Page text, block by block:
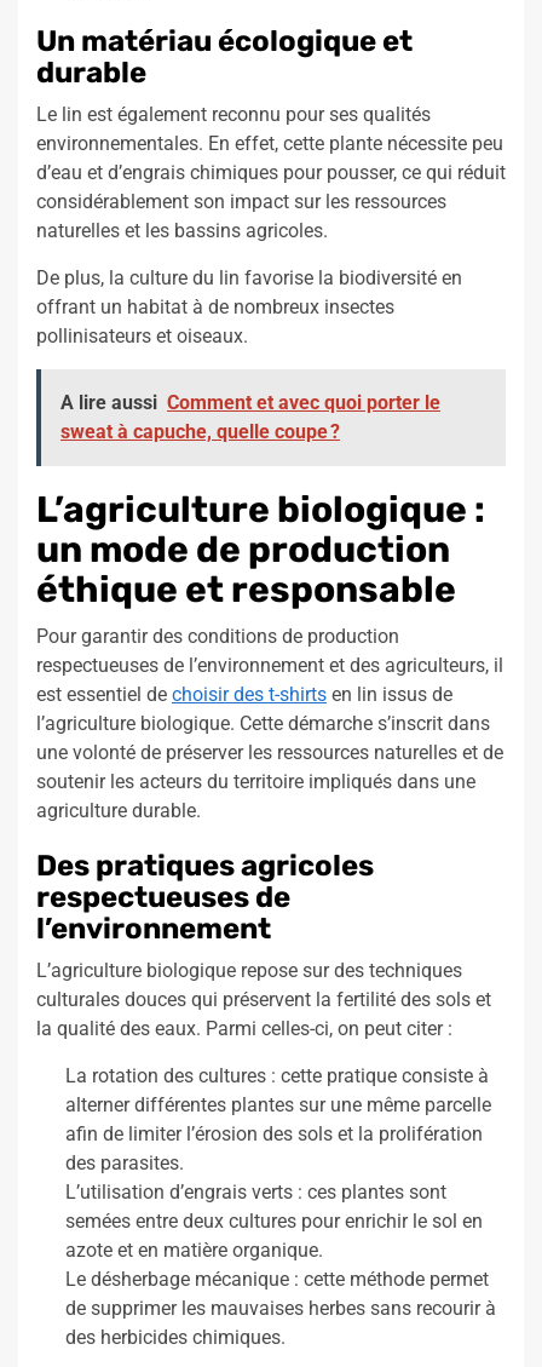
Un matériau écologique et
durable
Le lin est également reconnu pour ses qualités
environnementales. En effet, cette plante nécessite peu
d’eau et d’engrais chimiques pour pousser, ce qui réduit
considérablement son impact sur les ressources
naturelles et les bassins agricoles.
De plus, la culture du lin favorise la biodiversité en
offrant un habitat à de nombreux insectes
pollinisateurs et oiseaux.
A lire aussi Comment et avec quoi porter le
sweat à capuche, quelle coupe ?
L’agriculture biologique :
un mode de production
éthique et responsable
Pour garantir des conditions de production
respectueuses de l’environnement et des agriculteurs, il
est essentiel de choisir des t-shirts en lin issus de
l’agriculture biologique. Cette démarche s’inscrit dans
une volonté de préserver les ressources naturelles et de
soutenir les acteurs du territoire impliqués dans une
agriculture durable.
Des pratiques agricoles
respectueuses de
l’environnement
L’agriculture biologique repose sur des techniques
culturales douces qui préservent la fertilité des sols et
la qualité des eaux. Parmi celles-ci, on peut citer :
La rotation des cultures : cette pratique consiste à
alterner différentes plantes sur une même parcelle
afin de limiter l’érosion des sols et la prolifération
des parasites.
L’utilisation d’engrais verts : ces plantes sont
semées entre deux cultures pour enrichir le sol en
azote et en matière organique.
Le désherbage mécanique : cette méthode permet
de supprimer les mauvaises herbes sans recourir à
des herbicides chimiques.